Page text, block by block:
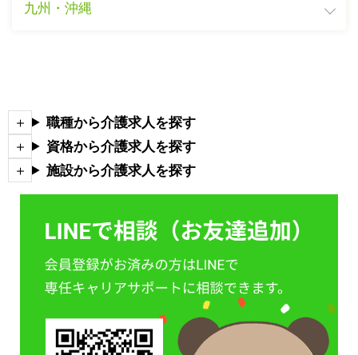
九州・沖縄
職種から介護求人を探す
資格から介護求人を探す
施設から介護求人を探す